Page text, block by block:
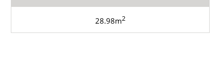
28.98m2